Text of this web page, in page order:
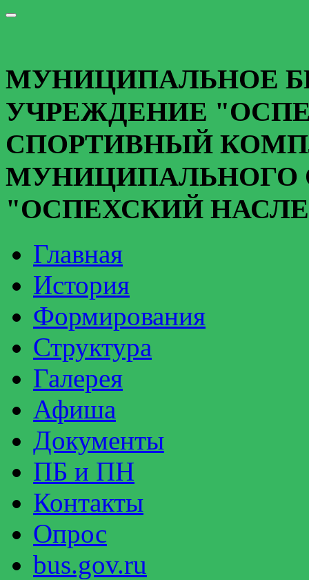
МУНИЦИПАЛЬНОЕ
УЧРЕЖДЕНИЕ
СПОРТИВНЫЙ
МУНИЦИПАЛЬНОГО
"ОСПЕХСКИЙ
Главная
История
Формирования
Структура
Галерея
Афиша
Документы
ПБ и ПН
Контакты
Опрос
bus.gov.ru